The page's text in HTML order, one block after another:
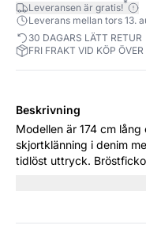
Leveransen är gratis!*
Leverans mellan tors 13.
30 DAGARS LÄTT RETUR
FRI FRAKT VID KÖP
Beskrivning
Modellen är 174 cm lång
skjortklänning i denim
tidlöst uttryck.
knytband i midjan ger
vardags och mer